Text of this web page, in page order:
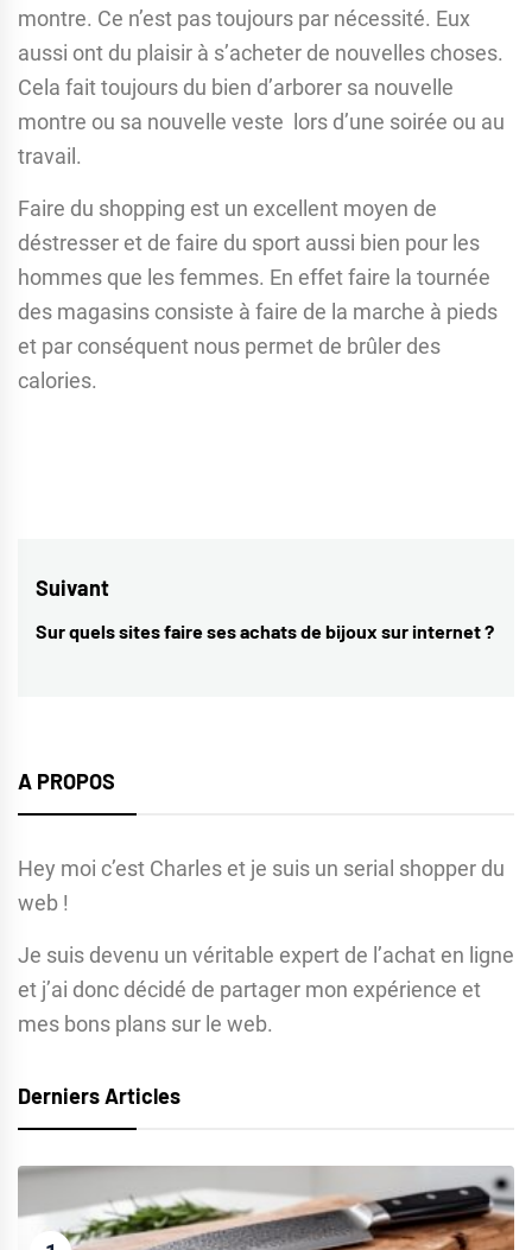
montre. Ce n’est pas toujours par nécessité. Eux
aussi ont du plaisir à s’acheter de nouvelles choses.
Cela fait toujours du bien d’arborer sa nouvelle
montre ou sa nouvelle veste lors d’une soirée ou au
travail.
Faire du shopping est un excellent moyen de
déstresser et de faire du sport aussi bien pour les
hommes que les femmes. En effet faire la tournée
des magasins consiste à faire de la marche à pieds
et par conséquent nous permet de brûler des
calories.
Navigation
de
Suivant
Next
Sur quels sites faire ses achats de bijoux sur internet ?
A PROPOS
Hey moi c’est Charles et je suis un serial shopper du
web !
Je suis devenu un véritable expert de l’achat en ligne
et j’ai donc décidé de partager mon expérience et
mes bons plans sur le web.
Derniers Articles